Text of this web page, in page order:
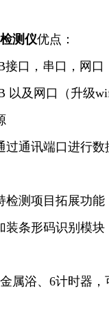
测仪优点：
接口，串口，网口
以及网口（升级
过通讯端口进行
检测项目拓展功能
装条形码识别模
属浴、6计时器